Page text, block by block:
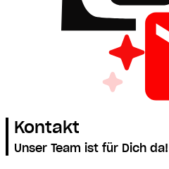
Kontakt
Unser Team ist für Dich da!